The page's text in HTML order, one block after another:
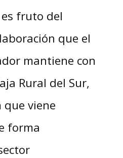
fruto del
que el
mantiene con
Rural del Sur,
viene
forma